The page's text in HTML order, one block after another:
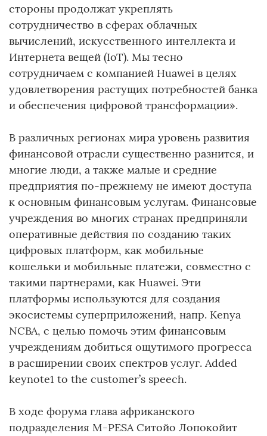
стороны продолжат укреплять
сотрудничество в сферах облачных
вычислений, искусственного интеллекта и
Интернета вещей (IoT). Мы тесно
сотрудничаем с компанией Huawei в целях
удовлетворения растущих потребностей банка
и обеспечения цифровой трансформации».
В различных регионах мира уровень развития
финансовой отрасли существенно разнится, и
многие люди, а также малые и средние
предприятия по-прежнему не имеют доступа
к основным финансовым услугам. Финансовые
учреждения во многих странах предприняли
оперативные действия по созданию таких
цифровых платформ, как мобильные
кошельки и мобильные платежи, совместно с
такими партнерами, как Huawei. Эти
платформы используются для создания
экосистемы суперприложений, напр. Kenya
NCBA, с целью помочь этим финансовым
учреждениям добиться ощутимого прогресса
в расширении своих спектров услуг. Added
keynote1 to the customer’s speech.
В ходе форума глава африканского
подразделения M-PESA Ситойо Лопокойит